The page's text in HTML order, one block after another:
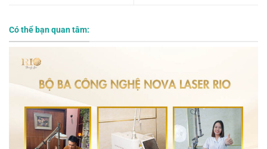
Có thể bạn quan tâm: